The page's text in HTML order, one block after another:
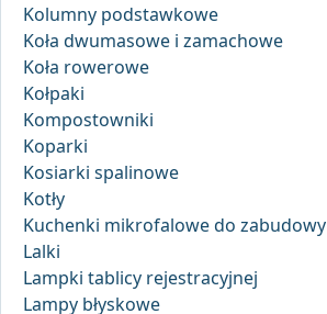
Kolumny podstawkowe
Koła dwumasowe i zamachowe
Koła rowerowe
Kołpaki
Kompostowniki
Koparki
Kosiarki spalinowe
Kotły
Kuchenki mikrofalowe do zabudowy
Lalki
Lampki tablicy rejestracyjnej
Lampy błyskowe